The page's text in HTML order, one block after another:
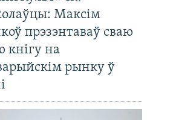
Максім
прэзэнтаваў сваю
кнігу на
рынку ў